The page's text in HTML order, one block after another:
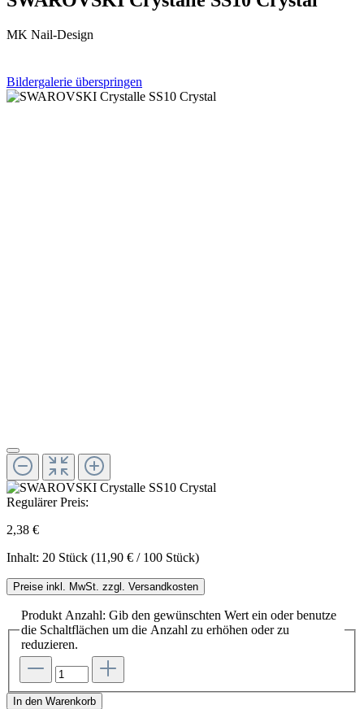
MK Nail-Design
Bildergalerie überspringen
Regulärer Preis:
2,38 €
Inhalt: 20 Stück (11,90 € / 100 Stück)
Preise inkl. MwSt. zzgl. Versandkosten
Produkt Anzahl: Gib den gewünschten Wert ein oder benutze
die Schaltflächen um die Anzahl zu erhöhen oder zu
reduzieren.
In den Warenkorb